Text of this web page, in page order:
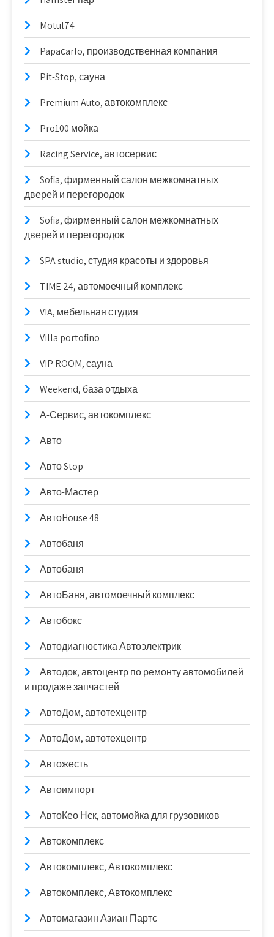
Motul74
Papaсarlo, производственная компания
Pit-Stop, сауна
Premium Auto, автокомплекс
Pro100 мойка
Racing Service, автосервис
Sofia, фирменный салон межкомнатных
дверей и перегородок
Sofia, фирменный салон межкомнатных
дверей и перегородок
SPA studio, студия красоты и здоровья
TIME 24, автомоечный комплекс
VIA, мебельная студия
Villa portofino
VIP ROOM, сауна
Weekend, база отдыха
А-Сервис, автокомплекс
Авто
Авто Stop
Авто-Мастер
АвтоHouse 48
Автобаня
Автобаня
АвтоБаня, автомоечный комплекс
Автобокс
Автодиагностика Автоэлектрик
Автодок, автоцентр по ремонту автомобилей
и продаже запчастей
АвтоДом, автотехцентр
АвтоДом, автотехцентр
Автожесть
Автоимпорт
АвтоКео Нск, автомойка для грузовиков
Автокомплекс
Автокомплекс, Автокомплекс
Автокомплекс, Автокомплекс
Автомагазин Азиан Партс